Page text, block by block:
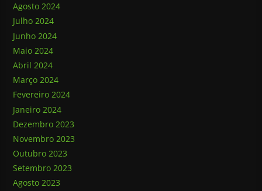
Agosto 2024
Julho 2024
Junho 2024
Maio 2024
Abril 2024
Março 2024
Fevereiro 2024
Janeiro 2024
Dezembro 2023
Novembro 2023
Outubro 2023
Setembro 2023
Agosto 2023